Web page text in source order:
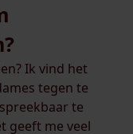
Ik vind het
tegen te
te
geeft me veel